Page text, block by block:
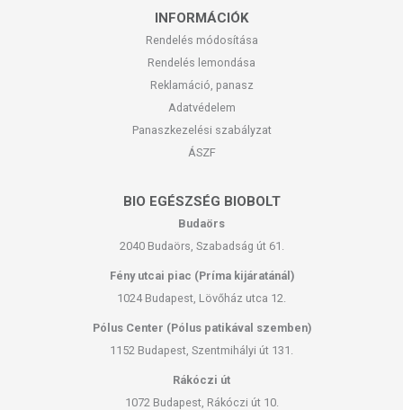
INFORMÁCIÓK
Rendelés módosítása
Rendelés lemondása
Reklamáció, panasz
Adatvédelem
Panaszkezelési szabályzat
ÁSZF
BIO EGÉSZSÉG BIOBOLT
Budaörs
2040 Budaörs, Szabadság út 61.
Fény utcai piac (Príma kijáratánál)
1024 Budapest, Lövőház utca 12.
Pólus Center (Pólus patikával szemben)
1152 Budapest, Szentmihályi út 131.
Rákóczi út
1072 Budapest, Rákóczi út 10.